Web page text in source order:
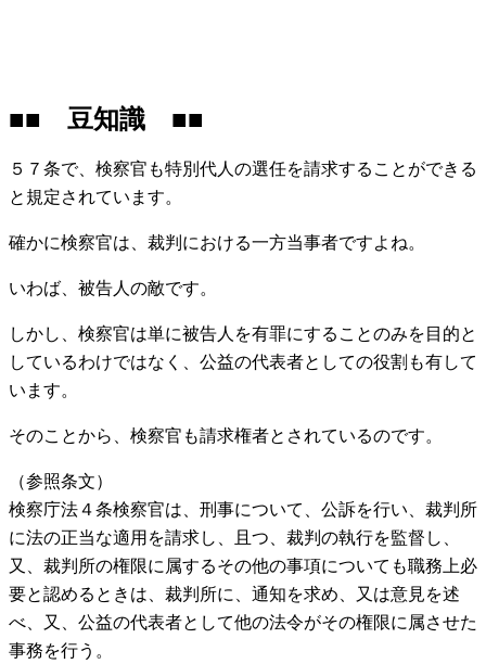
■■ 豆知識 ■■
５７条で、検察官も特別代人の選任を請求することができる
と規定されています。
確かに検察官は、裁判における一方当事者ですよね。
いわば、被告人の敵です。
しかし、検察官は単に被告人を有罪にすることのみを目的と
しているわけではなく、公益の代表者としての役割も有して
います。
そのことから、検察官も請求権者とされているのです。
（参照条文）
検察庁法４条検察官は、刑事について、公訴を行い、裁判所
に法の正当な適用を請求し、且つ、裁判の執行を監督し、
又、裁判所の権限に属するその他の事項についても職務上必
要と認めるときは、裁判所に、通知を求め、又は意見を述
べ、又、公益の代表者として他の法令がその権限に属させた
事務を行う。